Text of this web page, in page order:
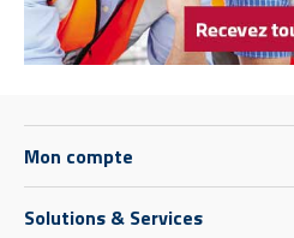
Mon compte
Solutions & Services